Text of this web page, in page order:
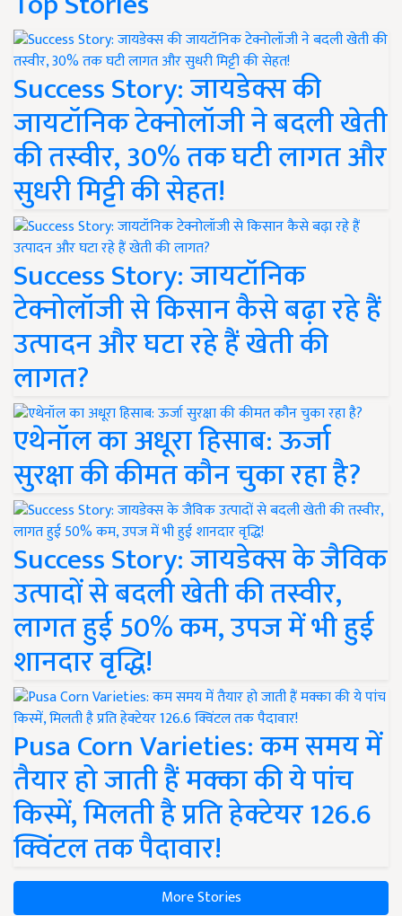
Success Story: जायडेक्स की
जायटॉनिक टेक्नोलॉजी ने बदली खेती
की तस्वीर, 30% तक घटी लागत और
सुधरी मिट्टी की सेहत!
Success Story: जायटॉनिक
टेक्नोलॉजी से किसान कैसे बढ़ा रहे हैं
उत्पादन और घटा रहे हैं खेती की
लागत?
एथेनॉल का अधूरा हिसाब: ऊर्जा
सुरक्षा की कीमत कौन चुका रहा है?
Success Story: जायडेक्स के जैविक
उत्पादों से बदली खेती की तस्वीर,
लागत हुई 50% कम, उपज में भी हुई
शानदार वृद्धि!
Pusa Corn Varieties: कम समय में
तैयार हो जाती हैं मक्का की ये पांच
किस्में, मिलती है प्रति हेक्टेयर 126.6
क्विंटल तक पैदावार!
More Stories